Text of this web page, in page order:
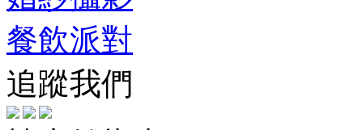
餐飲派對
追蹤我們